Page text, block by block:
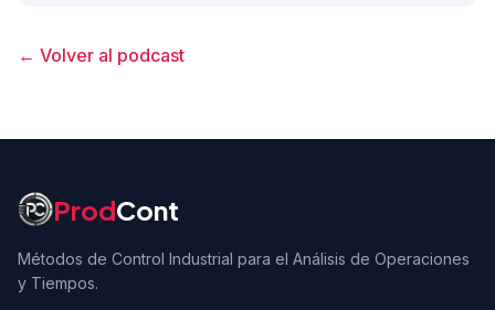
← Volver al podcast
ProdCont
Métodos de Control Industrial para el Análisis de Operaciones
y Tiempos.